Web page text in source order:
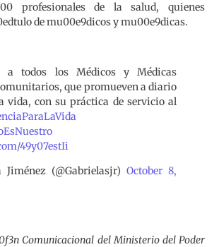
profesionales de la salud, quienes
de mu00e9dicos y mu00e9dicas.
a todos los Médicos y Médicas
que promueven a diario
vida, con su práctica de servicio al
49y07estIi
(@Gabrielasjr) October 8,
Comunicacional del Ministerio del Poder